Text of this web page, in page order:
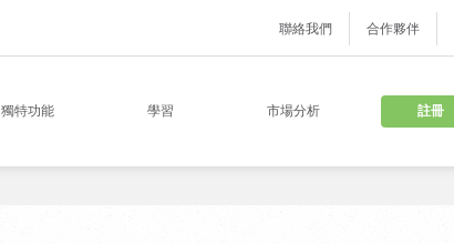
聯絡我們 合作夥伴
獨特功能 學習 市場分析 註冊